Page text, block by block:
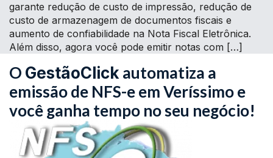
garante redução de custo de impressão, redução de
custo de armazenagem de documentos fiscais e
aumento de confiabilidade na Nota Fiscal Eletrônica.
Além disso, agora você pode emitir notas com […]
O GestãoClick automatiza a
emissão de NFS-e em Veríssimo e
você ganha tempo no seu negócio!